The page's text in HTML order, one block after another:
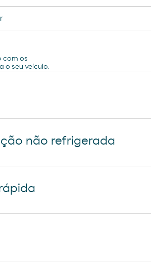
com os
o seu veículo.
não refrigerada